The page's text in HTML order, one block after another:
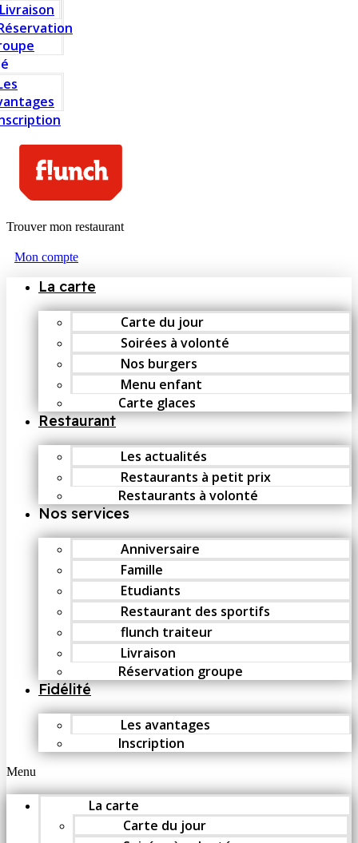
Livraison
Trouver mon restaurant
Mon compte
La carte
Carte du jour
Soirées à volonté
Nos burgers
Menu enfant
Carte glaces
Restaurant
Les actualités
Restaurants à petit prix
Restaurants à volonté
Nos services
Anniversaire
Famille
Etudiants
Restaurant des sportifs
flunch traiteur
Livraison
Réservation groupe
Fidélité
Les avantages
Inscription
Menu
La carte
Carte du jour